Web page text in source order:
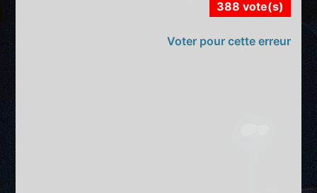
388 vote(s)
Voter pour cette erreur